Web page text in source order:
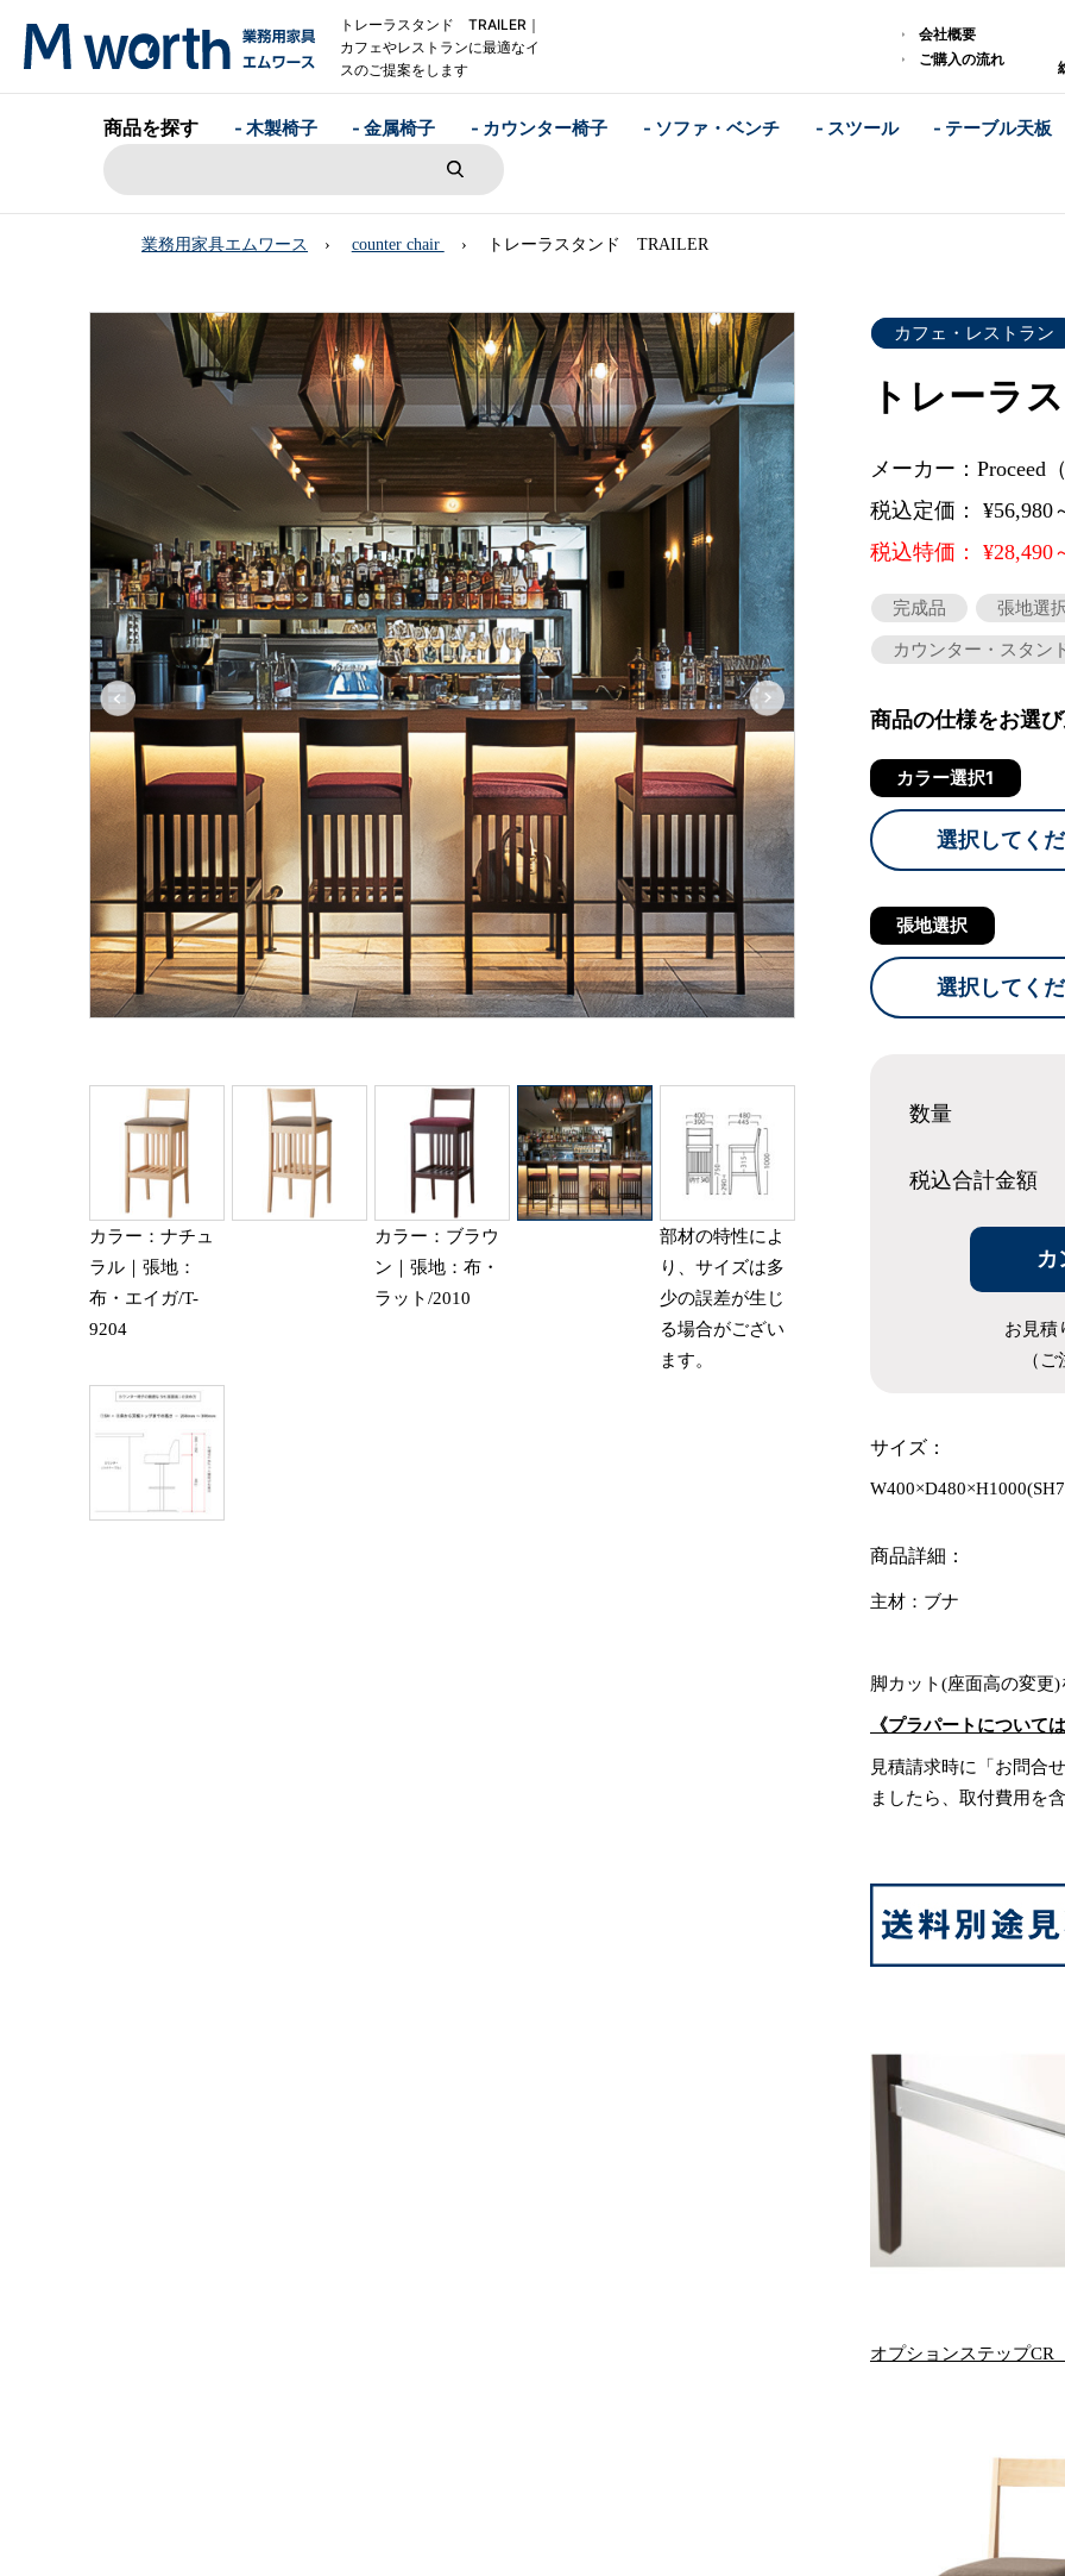
トレーラスタンド TRAILER｜
カフェやレストランに最適なイ
スのご提案をします
会社概要
ご購入の流れ
商品を探す - 木製椅子 - 金属椅子 - カウンター椅子 - ソファ・ベンチ - スツール - テーブル天板
業務用家具エムワース counter chair トレーラスタンド TRAILER
カラー：ナチュ
ラル｜張地：
布・エイガ/T-
9204
カラー：ブラウ
ン｜張地：布・
ラット/2010
部材の特性によ
り、サイズは多
少の誤差が生じ
る場合がござい
ます。
カフェ・レストラン
トレーラ
メーカー：Proceed
税込定価： ¥56,980
税込特価： ¥28,490
完成品
張地選
カウンター・スタン
商品の仕様をお選
カラー選択1
選択してく
張地選択
選択してく
数量
税込合計金額
カ
お見積
（
サイズ：
商品詳細：
主材：ブナ
脚カット(座面高の変更
《プラパートについて
見積請求時に「お問合
ましたら、取付費用を
オプションステップ